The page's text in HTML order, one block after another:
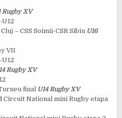
Rugby XV
– CSS Soimii-CSR Sibiu U16
VII
Rugby XV
final U14 Rugby XV
National mini Rugby etapa